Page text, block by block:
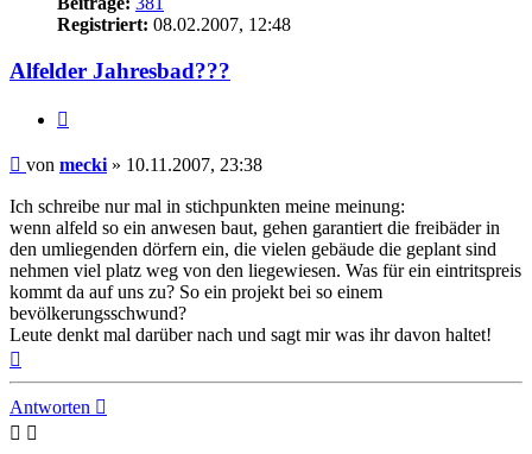
Registriert: 08.02.2007, 12:48
Alfelder Jahresbad???
Beitrag
von mecki » 10.11.2007, 23:38
Ich schreibe nur mal in stichpunkten meine meinung:
wenn alfeld so ein anwesen baut, gehen garantiert die freibäder in
den umliegenden dörfern ein, die vielen gebäude die geplant sind
nehmen viel platz weg von den liegewiesen. Was für ein eintritspreis
kommt da auf uns zu? So ein projekt bei so einem
bevölkerungsschwund?
Leute denkt mal darüber nach und sagt mir was ihr davon haltet!
Antworten